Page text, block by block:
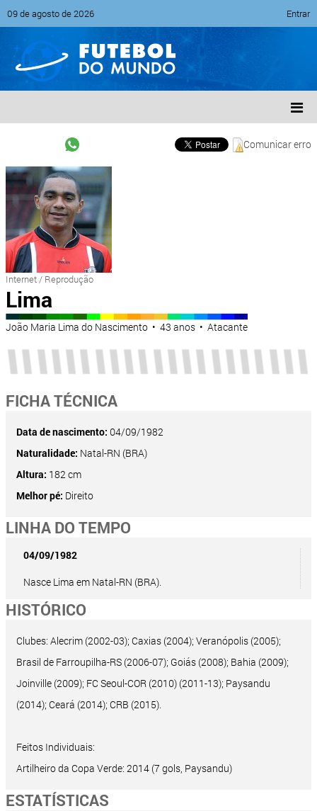
09 de agosto de 2026 Entrar
Comunicar erro
Internet / Reprodução
Lima
João Maria Lima do Nascimento • 43 anos • Atacante
FICHA TÉCNICA
Data de nascimento: 04/09/1982
Naturalidade: Natal-RN (BRA)
Altura: 182 cm
Melhor pé: Direito
LINHA DO TEMPO
04/09/1982
Nasce Lima em Natal-RN (BRA).
HISTÓRICO
Clubes: Alecrim (2002-03); Caxias (2004); Veranópolis (2005);
Brasil de Farroupilha-RS (2006-07); Goiás (2008); Bahia (2009);
Joinville (2009); FC Seoul-COR (2010) (2011-13); Paysandu
(2014); Ceará (2014); CRB (2015).
Feitos Individuais:
Artilheiro da Copa Verde: 2014 (7 gols, Paysandu)
ESTATÍSTICAS